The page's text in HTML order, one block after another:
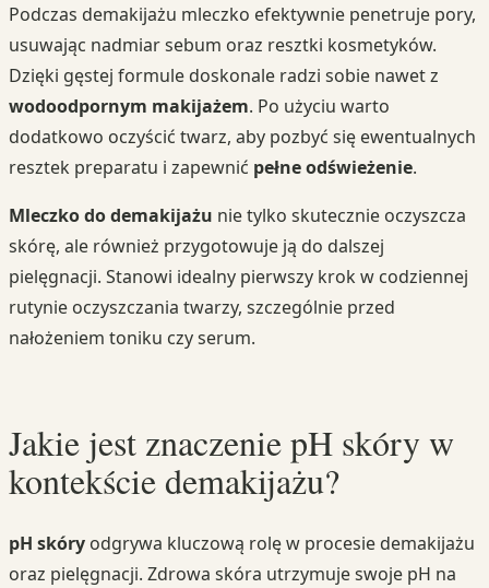
Podczas demakijażu mleczko efektywnie penetruje pory,
usuwając nadmiar sebum oraz resztki kosmetyków.
Dzięki gęstej formule doskonale radzi sobie nawet z
wodoodpornym makijażem. Po użyciu warto
dodatkowo oczyścić twarz, aby pozbyć się ewentualnych
resztek preparatu i zapewnić pełne odświeżenie.
Mleczko do demakijażu nie tylko skutecznie oczyszcza
skórę, ale również przygotowuje ją do dalszej
pielęgnacji. Stanowi idealny pierwszy krok w codziennej
rutynie oczyszczania twarzy, szczególnie przed
nałożeniem toniku czy serum.
Jakie jest znaczenie pH skóry w
kontekście demakijażu?
pH skóry odgrywa kluczową rolę w procesie demakijażu
oraz pielęgnacji. Zdrowa skóra utrzymuje swoje pH na